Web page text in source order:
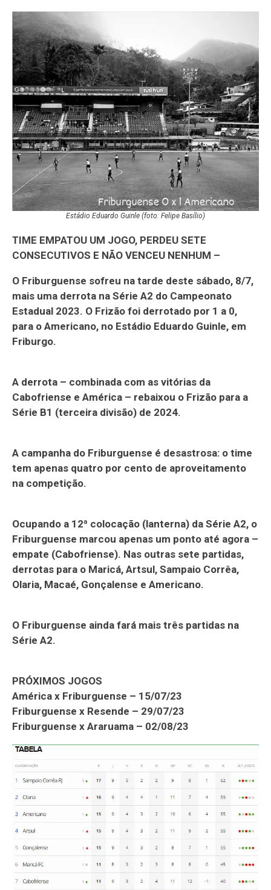
Estádio Eduardo Guinle (foto: Felipe Basílio)
TIME EMPATOU UM JOGO, PERDEU SETE
CONSECUTIVOS E NÃO VENCEU NENHUM –
O Friburguense sofreu na tarde deste sábado, 8/7,
mais uma derrota na Série A2 do Campeonato
Estadual 2023. O Frizão foi derrotado por 1 a 0,
para o Americano, no Estádio Eduardo Guinle, em
Friburgo.
A derrota – combinada com as vitórias da
Cabofriense e América – rebaixou o Frizão para a
Série B1 (terceira divisão) de 2024.
A campanha do Friburguense é desastrosa: o time
tem apenas quatro por cento de aproveitamento
na competição.
Ocupando a 12ª colocação (lanterna) da Série A2, o
Friburguense marcou apenas um ponto até agora –
empate (Cabofriense). Nas outras sete partidas,
derrotas para o Maricá, Artsul, Sampaio Corrêa,
Olaria, Macaé, Gonçalense e Americano.
O Friburguense ainda fará mais três partidas na
Série A2.
PRÓXIMOS JOGOS
América x Friburguense – 15/07/23
Friburguense x Resende – 29/07/23
Friburguense x Araruama – 02/08/23